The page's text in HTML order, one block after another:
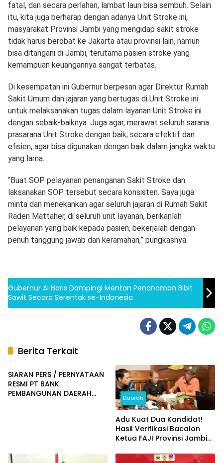
fatal, dan secara perlahan, lambat laun bisa sembuh. Selain
itu, kita juga berharap dengan adanya Unit Stroke ini,
masyarakat Provinsi Jambi yang mengidap sakit stroke
tidak harus berobat ke Jakarta atau provinsi lain, namun
bisa ditangani di Jambi, terutama pasien stroke yang
kemampuan keuangannya sangat terbatas.
Di kesempatan ini Gubernur berpesan agar Direktur Rumah
Sakit Umum dan jajaran yang bertugas di Unit Stroke ini
untuk melaksanakan tugas dalam layanan Unit Stroke ini
dengan sebaik-baiknya. Juga agar, merawat seluruh sarana
prasarana Unit Stroke dengan baik, secara efektif dan
efisien, agar bisa digunakan dengan baik dalam jangka waktu
yang lama.
“Buat SOP pelayanan penanganan Sakit Stroke dan
laksanakan SOP tersebut secara konsisten. Saya juga
minta dan menekankan agar seluruh jajaran di Rumah Sakit
Raden Mattaher, di seluruh unit layanan, berikanlah
pelayanan yang baik kepada pasien, bekerjalah dengan
penuh tanggung jawab dan keramahan,” pungkasnya.
Gubernur Al Haris Dampingi Mentan Penanaman Bibit
Sawit Secara Serentak se-Indonesia
Berita Terkait
Daerah
SIARAN PERS / PERNYATAAN
RESMI PT BANK
PEMBANGUNAN DAERAH
Daerah
Adu Kuat Dua Kandidat!
Hasil Verifikasi Bacalon
Ketua FAJI Provinsi Jambi